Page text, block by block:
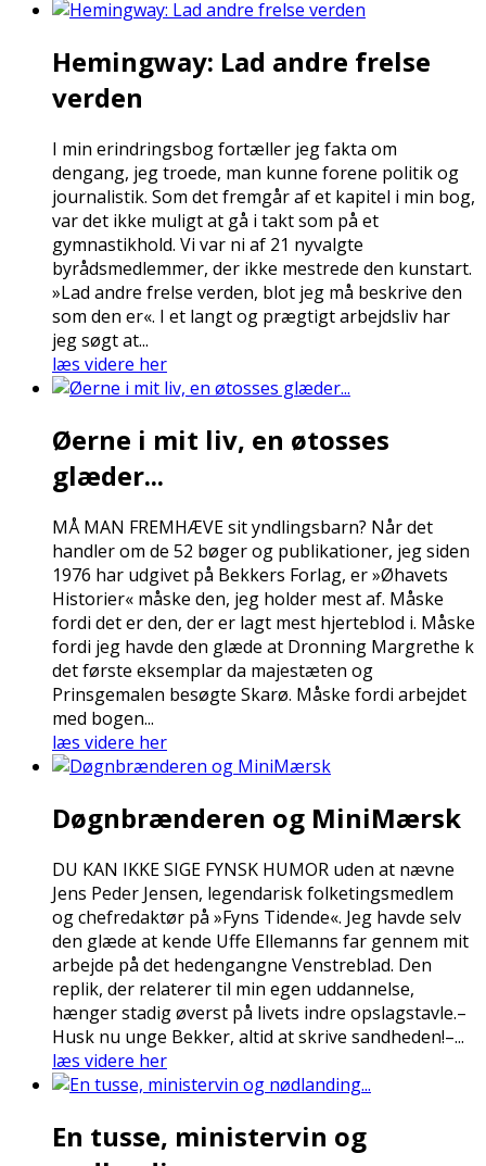
Hemingway: Lad andre frelse
verden
I min erindringsbog fortæller jeg fakta om
dengang, jeg troede, man kunne forene politik og
journalistik. Som det fremgår af et kapitel i min bog,
var det ikke muligt at gå i takt som på et
gymnastikhold. Vi var ni af 21 nyvalgte
byrådsmedlemmer, der ikke mestrede den kunstart.
»Lad andre frelse verden, blot jeg må beskrive den
som den er«. I et langt og prægtigt arbejdsliv har
jeg søgt at...
læs videre her
Øerne i mit liv, en øtosses
glæder...
MÅ MAN FREMHÆVE sit yndlingsbarn? Når det
handler om de 52 bøger og publikationer, jeg siden
1976 har udgivet på Bekkers Forlag, er »Øhavets
Historier« måske den, jeg holder mest af. Måske
fordi det er den, der er lagt mest hjerteblod i. Måske
fordi jeg havde den glæde at Dronning Margrethe fik
det første eksemplar da majestæten og
Prinsgemalen besøgte Skarø. Måske fordi arbejdet
med bogen...
læs videre her
Døgnbrænderen og MiniMærsk
DU KAN IKKE SIGE FYNSK HUMOR uden at nævne
Jens Peder Jensen, legendarisk folketingsmedlem
og chefredaktør på »Fyns Tidende«. Jeg havde selv
den glæde at kende Uffe Ellemanns far gennem mit
arbejde på det hedengangne Venstreblad. Den
replik, der relaterer til min egen uddannelse,
hænger stadig øverst på livets indre opslagstavle.–
Husk nu unge Bekker, altid at skrive sandheden!–...
læs videre her
En tusse, ministervin og